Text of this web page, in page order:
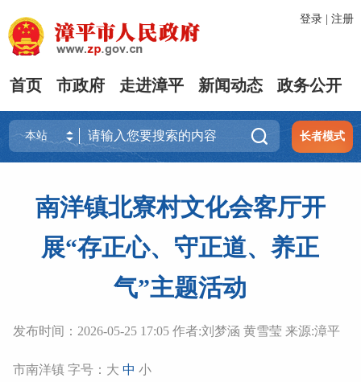
登录| 注册
首页 市政府 走进漳平 新闻动态 政务公开
长者模式

南洋镇北寮村文化会客厅开
展“存正心、守正道、养正
气”主题活动
发布时间：2026-05-25 17:05 作者:刘梦涵 黄雪莹 来源:漳平
市南洋镇 字号： 大 中 小